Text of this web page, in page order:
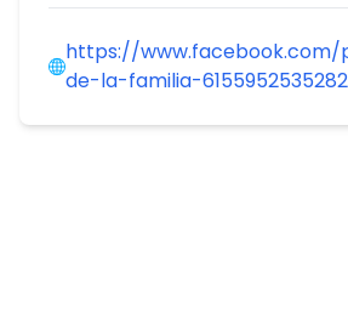
https://
de-la-familia-